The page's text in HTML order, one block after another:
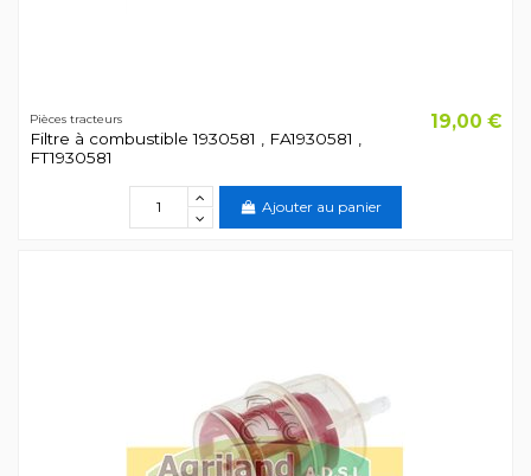
Pièces tracteurs
Filtre à combustible 1930581 , FA1930581 ,
FT1930581
19,00 €
Ajouter au panier